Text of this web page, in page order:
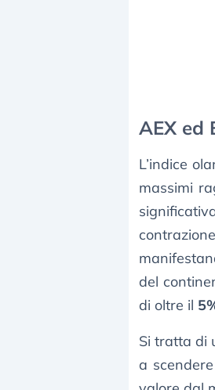
AEX ed
L’indice
massimi
del
di oltre il
Si tratta di
a